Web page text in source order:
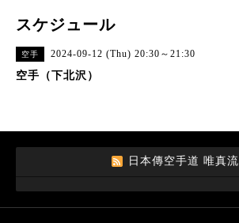
スケジュール
空手 2024-09-12 (Thu) 20:30～21:30
空手（下北沢）
日本傳空手道 唯真流